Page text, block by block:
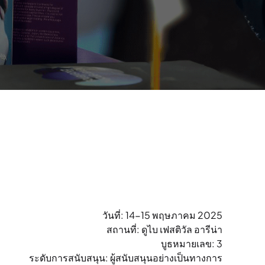
วันที่: 14-15 พฤษภาคม 2025
สถานที่: ดูไบ เฟสติวัล อารีน่า
บูธหมายเลข: 3
ระดับการสนับสนุน: ผู้สนับสนุนอย่างเป็นทางการ